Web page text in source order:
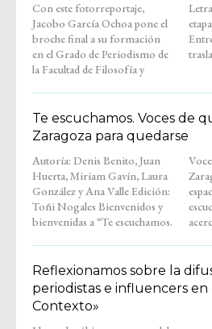
Con este fotorreportaje,
Jacobo García Ochoa pone el
broche final a su formación
en el Grado de Periodismo de
la Facultad de Filosofía y
Letras y cierra también su
etapa como colaborador de
Entremedios. Su trabajo nos
Te escuchamos. Voces de
Zaragoza para quedarse
Autoría: Denis Benito, Juan
Huerta, Miriam Gavín, Laura
González y Ana Valle Edición:
Toñi Nogales Bienvenidos y
bienvenidas a “Te escuchamos.
Voces de quienes llegaron a
Zaragoza para quedarse”. Un
espacio tranquilo, hecho para
escuchar sin prisas y
Reflexionamos sobre la
periodistas e influencers en
Contexto»